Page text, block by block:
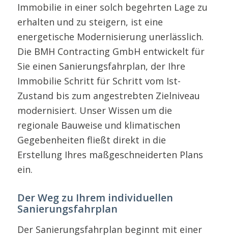
Immobilie in einer solch begehrten Lage zu
erhalten und zu steigern, ist eine
energetische Modernisierung unerlässlich.
Die BMH Contracting GmbH entwickelt für
Sie einen Sanierungsfahrplan, der Ihre
Immobilie Schritt für Schritt vom Ist-
Zustand bis zum angestrebten Zielniveau
modernisiert. Unser Wissen um die
regionale Bauweise und klimatischen
Gegebenheiten fließt direkt in die
Erstellung Ihres maßgeschneiderten Plans
ein.
Der Weg zu Ihrem individuellen
Sanierungsfahrplan
Der Sanierungsfahrplan beginnt mit einer